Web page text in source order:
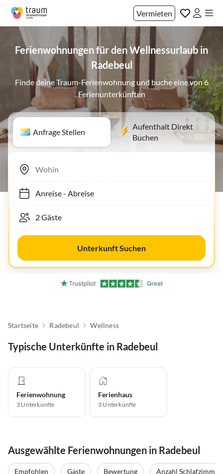
Vermieten
Ferienwohnungen für den Wellnessurlaub in
Radebeul
Finde deine Traum-Ferienwohnung und buche eine von 6
Ferienunterkünften
Anfrage Stellen
Aufenthalt Direkt
Buchen
Anreise- Abreise
Unterkunft Suchen
Startseite Radebeul Wellness
Typische Unterkünfte in Radebeul
Ferienwohnung
3 Unterkünfte
Ferienhaus
3 Unterkünfte
Ausgewählte Ferienwohnungen in Radebeul
Empfohlen Gäste Bewertung
Anzahl Schlafzimmer